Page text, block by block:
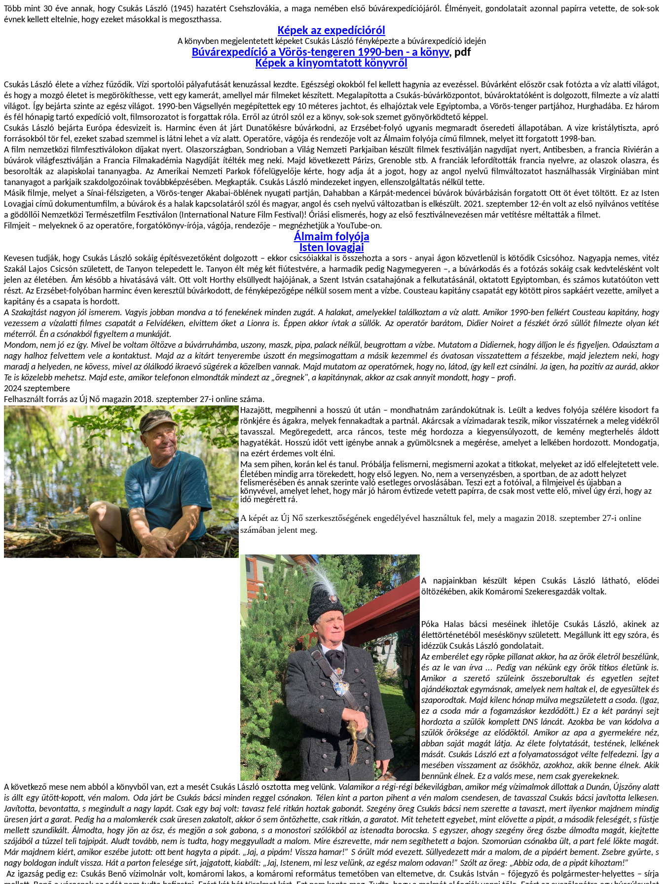
Több mint 30 éve annak, hogy Csukás László (1945) hazatért Csehszlovákia, a maga nemében első búvárexpedíciójáról. Élményeit, gondolatait azonnal papírra vetette, de sok-sok
évnek kellett eltelnie, hogy ezeket másokkal is megoszthassa.
Képek az expedícióról
A könyvben megjelentetett képeket Csukás László fényképezte a búvárexpedíció idején
Búvárexpedíció a Vörös-tengeren 1990-ben - a könyv, pdf
Képek a kinyomtatott könyvről
Csukás László élete a vízhez fűződik. Vízi sportolói pályafutását kenuzással kezdte. Egészségi okokból fel kellett hagynia az evezéssel. Búvárként először csak fotózta a víz alatti világot,
és hogy a mozgó életet is megörökíthesse, vett egy kamerát, amellyel már filmeket készített. Megalapította a Csukás-búvárközpontot, búvároktatóként is dolgozott, filmezte a víz alatti
világot. Így bejárta szinte az egész világot. 1990-ben Vágsellyén megépítettek egy 10 méteres jachtot, és elhajóztak vele Egyiptomba, a Vörös-tenger partjához, Hurghadába. Ez három
és fél hónapig tartó expedíció volt, filmsorozatot is forgattak róla. Erről az útról szól ez a könyv, sok-sok szemet gyönyörködtető képpel.
Csukás László bejárta Európa édesvizeit is. Harminc éven át járt Dunatőkésre búvárkodni, az Erzsébet-folyó ugyanis megmaradt őseredeti állapotában. A vize kristálytiszta, apró
forrásokból tör fel, ezeket szabad szemmel is látni lehet a víz alatt. Operatőre, vágója és rendezője volt az Álmaim folyója című filmnek, melyet itt forgatott 1998-ban.
A film nemzetközi filmfesztiválokon díjakat nyert. Olaszországban, Sondrioban a Világ Nemzeti Parkjaiban készült filmek fesztiválján nagydíjat nyert, Antibesben, a francia Riviérán a
búvárok világfesztiválján a Francia Filmakadémia Nagydíját ítélték meg neki. Majd következett Párizs, Grenoble stb. A franciák lefordították francia nyelvre, az olaszok olaszra, és
besorolták az alapiskolai tananyagba. Az Amerikai Nemzeti Parkok főfelügyelője kérte, hogy adja át a jogot, hogy az angol nyelvű filmváltozatot használhassák Virgíniában mint
tananyagot a parkjaik szakdolgozóinak továbbképzésében. Megkapták. Csukás László mindezeket ingyen, ellenszolgáltatás nélkül tette.
Másik filmje, melyet a Sínai-félszigeten, a Vörös-tenger Akabai-öblének nyugati partján, Dahabban a Kárpát-medencei búvárok búvárbázisán forgatott Ott öt évet töltött. Ez az Isten
Lovagjai című dokumentumfilm, a búvárok és a halak kapcsolatáról szól és magyar, angol és cseh nyelvű változatban is elkészült. 2021. szeptember 12-én volt az első nyilvános vetítése
a gödöllői Nemzetközi Természetfilm Fesztiválon (International Nature Film Festival)! Óriási elismerés, hogy az első fesztiválnevezésen már vetítésre méltatták a filmet.
Filmjeit – melyeknek ő az operatőre, forgatókönyv-írója, vágója, rendezője – megnézhetjük a YouTube-on.
Álmaim folyója
Isten lovagjai
Kevesen tudják, hogy Csukás László sokáig építésvezetőként dolgozott – ekkor csicsóiakkal is összehozta a sors - anyai ágon közvetlenül is kötődik Csicsóhoz. Nagyapja nemes, vitéz
Szakál Lajos Csicsón született, de Tanyon telepedett le. Tanyon élt még két fiútestvére, a harmadik pedig Nagymegyeren –, a búvárkodás és a fotózás sokáig csak kedvtelésként volt
jelen az életében. Ám később a hivatásává vált. Ott volt Horthy elsüllyedt hajójának, a Szent István csatahajónak a felkutatásánál, oktatott Egyiptomban, és számos kutatóúton vett
részt. Az Erzsébet-folyóban harminc éven keresztül búvárkodott, de fényképezőgépe nélkül sosem ment a vízbe. Cousteau kapitány csapatát egy kötött piros sapkáért vezette, amilyet a
kapitány és a csapata is hordott.
A Szakajtást nagyon jól ismerem. Vagyis jobban mondva a tó fenekének minden zugát. A halakat, amelyekkel találkoztam a víz alatt. Amikor 1990-ben felkért Cousteau kapitány, hogy
vezessem a vízalatti filmes csapatát a Felvidéken, elvittem őket a Lionra is. Éppen akkor ívtak a süllők. Az operatőr barátom, Didier Noiret a fészkét őrző süllőt filmezte olyan két
méterről. Én a csónakból figyeltem a munkáját.
Mondom, nem jó ez így. Mivel be voltam öltözve a búvárruhámba, uszony, maszk, pipa, palack nélkül, beugrottam a vízbe. Mutatom a Didiernek, hogy álljon le és figyeljen. Odaúsztam a
nagy halhoz felvettem vele a kontaktust. Majd az a kitárt tenyerembe úszott én megsimogattam a másik kezemmel és óvatosan visszatettem a fészekbe, majd jeleztem neki, hogy
maradj a helyeden, ne kövess, mivel az ólálkodó ikraevő sügérek a közelben vannak. Majd mutatom az operatőrnek, hogy no, látod, így kell ezt csinálni. Ja igen, ha pozitív az aurád, akkor
Te is közelebb mehetsz. Majd este, amikor telefonon elmondták mindezt az „öregnek", a kapitánynak, akkor az csak annyit mondott, hogy – profi.
2024 szeptembere
Felhasznált forrás az Új Nő magazin 2018. szeptember 27-i online száma.
Hazajött, megpihenni a hosszú út után – mondhatnám zarándokútnak is. Leült a kedves folyója szélére kisodort fa
rönkjére és ágakra, melyek fennakadtak a partnál. Akárcsak a vízimadarak teszik, mikor visszatérnek a meleg vidékről
tavasszal. Megöregedett, arca ráncos, teste még hordozza a kiegyensúlyozott, de kemény megterhelés áldott
hagyatékát. Hosszú időt vett igénybe annak a gyümölcsnek a megérése, amelyet a lelkében hordozott. Mondogatja,
na ezért érdemes volt élni.
Ma sem pihen, korán kel és tanul. Próbálja felismerni, megismerni azokat a titkokat, melyeket az idő elfelejtetett vele.
Életében mindig arra törekedett, hogy első legyen. No, nem a versenyzésben, a sportban, de az adott helyzet
felismerésében és annak szerinte való esetleges orvoslásában. Teszi ezt a fotóival, a filmjeivel és újabban a
könyvével, amelyet lehet, hogy már jó három évtizede vetett papírra, de csak most vette elő, mivel úgy érzi, hogy az
idő megérett rá.
A képét az Új Nő szerkesztőségének engedélyével használtuk fel, mely a magazin 2018. szeptember 27-i online
számában jelent meg.
A napjainkban készült képen Csukás László látható, elődei
öltözékében, akik Komáromi Szekeresgazdák voltak.
Póka Halas bácsi meséinek ihletője Csukás László, akinek az
élettörténetéből meséskönyv született. Megállunk itt egy szóra, és
idézzük Csukás László gondolatait.
Az emberélet egy röpke pillanat akkor, ha az örök életről beszélünk,
és az le van írva ... Pedig van nékünk egy örök titkos életünk is.
Amikor a szerető szüleink összeborultak és egyetlen sejtet
ajándékoztak egymásnak, amelyek nem haltak el, de egyesültek és
szaporodtak. Majd kilenc hónap múlva megszületett a csoda. (Igaz,
ez a csoda már a fogamzáskor kezdődött.) Ez a két parányi sejt
hordozta a szülők komplett DNS láncát. Azokba be van kódolva a
szülők öröksége az elődöktől. Amikor az apa a gyermekére néz,
abban saját magát látja. Az élete folytatását, testének, lelkének
mását. Csukás László ezt a folyamatosságot vélte felfedezni. Így a
mesében visszament az ősökhöz, azokhoz, akik benne élnek. Akik
bennünk élnek. Ez a valós mese, nem csak gyerekeknek.
A következő mese nem abból a könyvből van, ezt a mesét Csukás László osztotta meg velünk. Valamikor a régi-régi békevilágban, amikor még vízimalmok állottak a Dunán, Újszőny alatt
is állt egy ütött-kopott, vén malom. Oda járt be Csukás bácsi minden reggel csónakon. Télen kint a parton pihent a vén malom csendesen, de tavasszal Csukás bácsi javította lelkesen.
Javította, bevontatta, s megindult a nagy lapát. Csak egy baj volt: tavasz felé ritkán hoztak gabonát. Szegény öreg Csukás bácsi nem szerette a tavaszt, mert ilyenkor majdnem mindig
üresen járt a garat. Pedig ha a malomkerék csak üresen zakatolt, akkor ő sem öntözhette, csak ritkán, a garatot. Mit tehetett egyebet, mint elővette a pipát, a második feleségét, s füstje
mellett szundikált. Álmodta, hogy jön az ősz, és megjön a sok gabona, s a monostori szőlőkből az istenadta borocska. S egyszer, ahogy szegény öreg őszbe álmodta magát, kiejtette
szájából a tűzzel teli tajpipát. Aludt tovább, nem is tudta, hogy meggyulladt a malom. Mire észrevette, már nem segíthetett a bajon. Szomorúan csónakba ült, a part felé lökte magát.
Már majdnem kiért, amikor eszébe jutott: ott bent hagyta a pipát. „Jaj, a pipám! Vissza hamar!” S őrült mód evezett. Süllyedezett már a malom, de a pipáért bement. Zsebre gyűrte, s
nagy boldogan indult vissza. Hát a parton felesége sírt, jajgatott, kiabált: „Jaj, Istenem, mi lesz velünk, az egész malom odavan!” Szólt az öreg: „Abbiz oda, de a pipát kihoztam!”
Az igazság pedig ez: Csukás Benő vízimolnár volt, komáromi lakos, a komáromi református temetőben van eltemetve, dr. Csukás István – főjegyző és polgármester-helyettes – sírja